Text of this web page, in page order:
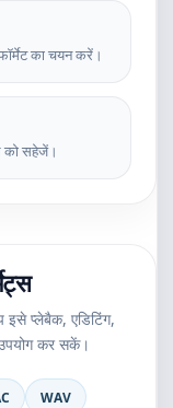
का चयन करें।
को सहेजें।
इसे प्लेबैक, एडिटिंग,
कर सकें।
WAV